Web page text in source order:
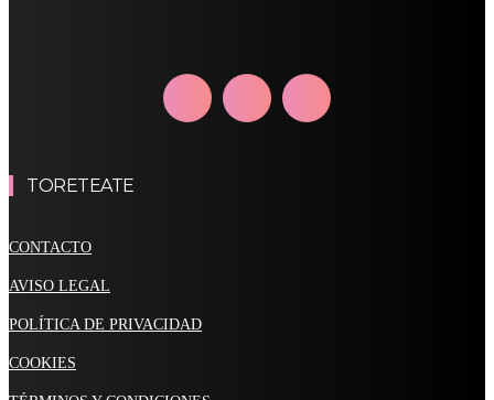
TORETEATE
CONTACTO
AVISO LEGAL
POLÍTICA DE PRIVACIDAD
COOKIES